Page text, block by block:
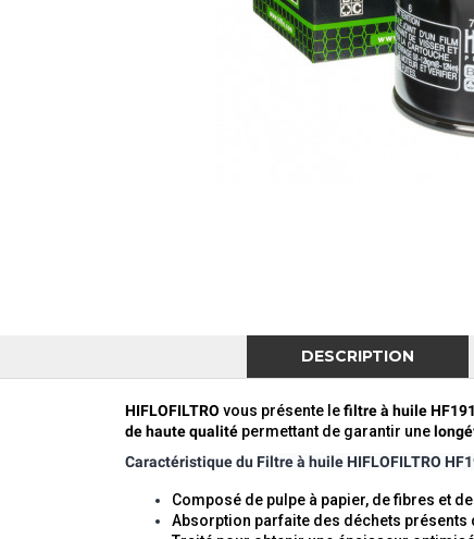
DESCRIPTION
HIFLOFILTRO vous présente lefiltre à huile HF191
de haute qualité permettant de garantir une
Caractéristique duFiltre à huile HIFLOFILTRO
Composé de pulpe à papier, de fibres et
Absorption parfaite des déchets présents